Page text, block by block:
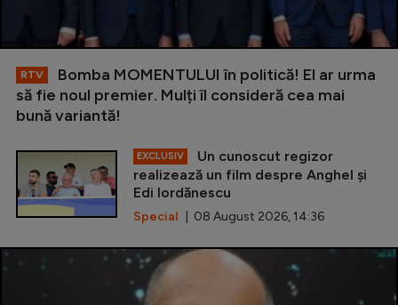
RTV
Bomba MOMENTULUI în politică! El ar urma
să fie noul premier. Mulți îl consideră cea mai
bună variantă!
EXCLUSIV
Un cunoscut regizor
realizează un film despre Anghel și
Edi Iordănescu
Special | 08 August 2026, 14:36